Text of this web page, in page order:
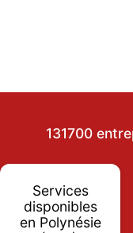
131700
Services
disponibles
en Polynésie